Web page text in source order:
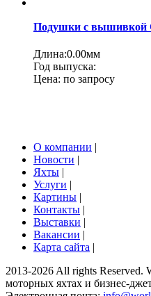
Подушки с вышивкой
Длина:0.00мм
Год выпуска:
Цена: по запросу
О компании |
Новости |
Яхты |
Услуги |
Картины |
Контакты |
Выставки |
Вакансии |
Карта сайта |
2013-2026 All rights
моторных яхтах и бизнес-